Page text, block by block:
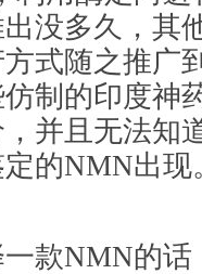
没多久，其
式随之推广
仿制的印度神
并且无法知
的NMN出现
款NMN的